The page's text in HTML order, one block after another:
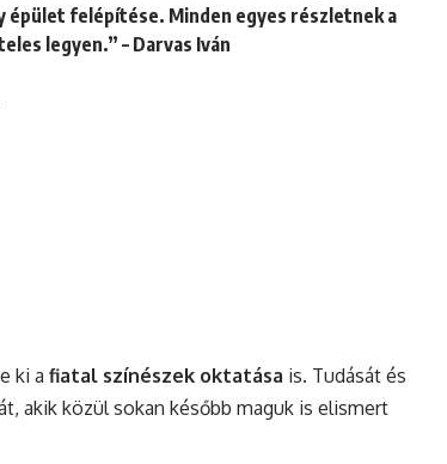
épület felépítése. Minden egyes részletnek a
legyen.” – Darvas Iván
ki a fiatal színészek oktatása is. Tudását és
akik közül sokan később maguk is elismert